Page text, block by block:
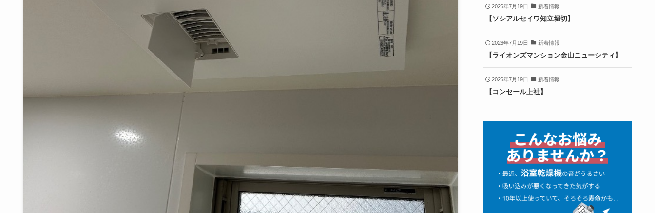
2026年7月19日 新着情報
【ソシアルセイワ知立堀切】
2026年7月19日 新着情報
【ライオンズマンション金山ニューシティ】
2026年7月19日 新着情報
【コンセール上社】